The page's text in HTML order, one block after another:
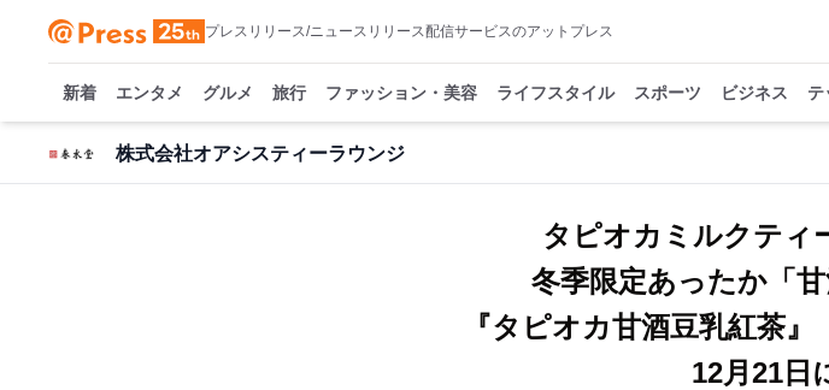
プレスリリース/ニュースリリース配信サービスのアットプレス
新着 エンタメ グルメ 旅行 ファッション・美容 ライフスタイル スポーツ ビジネス テ
株式会社オアシスティーラウンジ
タピオカミルクティ
冬季限定あったか「
『タピオカ甘酒豆乳紅茶
12月21日